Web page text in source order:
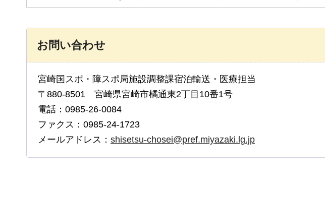
お問い合わせ
宮崎国スポ・障スポ局施設調整課宿泊輸送・医療担当
〒880-8501 宮崎県宮崎市橘通東2丁目10番1号
電話：0985-26-0084
ファクス：0985-24-1723
メールアドレス： shisetsu-chosei@pref.miyazaki.lg.jp